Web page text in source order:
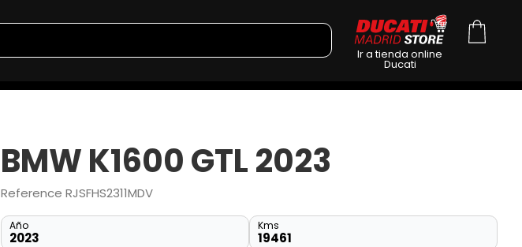
Ir a tienda online
Ducati
BMW K1600 GTL 2023
Reference RJSFHS2311MDV
Año
2023
Kms
19461